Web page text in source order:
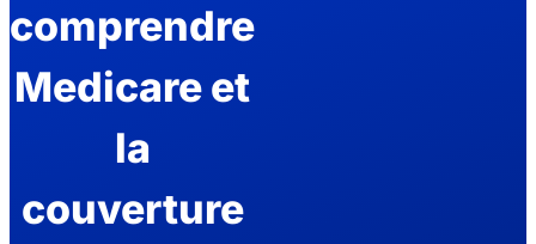
comprendre
Medicare et
la
couverture